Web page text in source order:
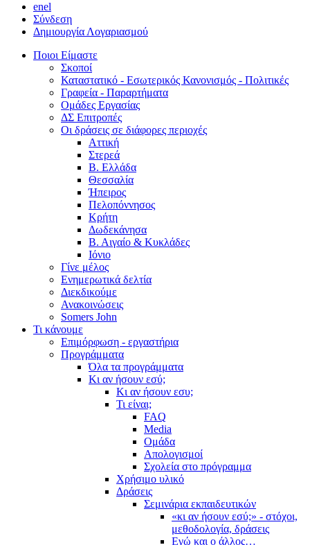
enel
Σύνδεση
Δημιουργία Λογαριασμού
Ποιοι Είμαστε
Σκοποί
Καταστατικό - Εσωτερικός Κανονισμός - Πολιτικές
Γραφεία - Παραρτήματα
Ομάδες Εργασίας
ΔΣ Επιτροπές
Οι δράσεις σε διάφορες περιοχές
Αττική
Στερεά
Β. Ελλάδα
Θεσσαλία
Ήπειρος
Πελοπόννησος
Κρήτη
Δωδεκάνησα
Β. Αιγαίο & Κυκλάδες
Ιόνιο
Γίνε μέλος
Ενημερωτικά δελτία
Διεκδικούμε
Ανακοινώσεις
Somers John
Τι κάνουμε
Επιμόρφωση - εργαστήρια
Προγράμματα
Όλα τα προγράμματα
Κι αν ήσουν εσύ;
Κι αν ήσουν εσυ;
Τι είναι;
FAQ
Media
Ομάδα
Απολογισμοί
Σχολεία στο πρόγραμμα
Χρήσιμο υλικό
Δράσεις
Σεμινάρια εκπαιδευτικών
«κι αν ήσουν εσύ;» - στόχοι,
μεθοδολογία, δράσεις
Εγώ και ο άλλος…